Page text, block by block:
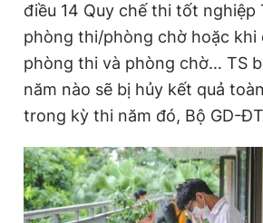
điều 14 Quy chế thi tốt nghiệp
phòng thi/phòng chờ hoặc khi
phòng thi và phòng chờ… TS
năm nào sẽ bị hủy kết quả
trong kỳ thi năm đó, Bộ GD-